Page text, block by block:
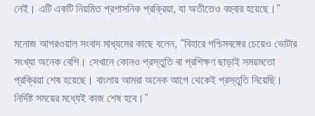
নেই। এটি একটি নিয়মিত প্রশাসনিক প্রক্রিয়া, যা অতীতেও বহুবার হয়েছে।”
মনোজ আগরওয়াল সংবাদ মাধ্যমের কাছে বলেন, “বিহারে পশ্চিমবঙ্গের চেয়েও ভোটার
সংখ্যা অনেক বেশি। সেখানে কোনও প্রস্তুতি বা প্রশিক্ষণ ছাড়াই সময়মতো
প্রক্রিয়া শেষ হয়েছে। বাংলায় আমরা অনেক আগে থেকেই প্রস্তুতি নিয়েছি।
নির্দিষ্ট সময়ের মধ্যেই কাজ শেষ হবে।”